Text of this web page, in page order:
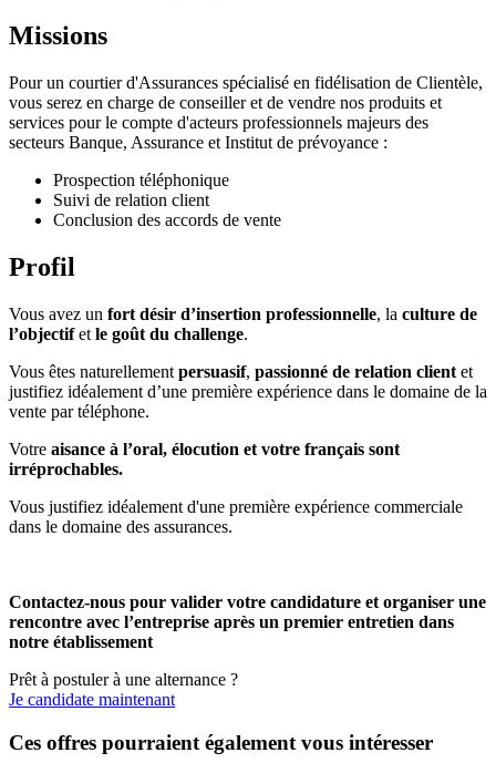
Missions
Pour un courtier d'Assurances spécialisé en fidélisation de Clientèle,
vous serez en charge de conseiller et de vendre nos produits et
services pour le compte d'acteurs professionnels majeurs des
secteurs Banque, Assurance et Institut de prévoyance :
Prospection téléphonique
Suivi de relation client
Conclusion des accords de vente
Profil
Vous avez un fort désir d’insertion professionnelle, la culture de
l’objectifet le goût du challenge.
Vous êtes naturellement persuasif, passionné de relation client et
justifiez idéalement d’une première expérience dans le domaine de la
vente par téléphone.
Votre aisance à l’oral, élocution et votre français sont
irréprochables.
Vous justifiez idéalement d'une première expérience commerciale
dans le domaine des assurances.
Contactez-nous pour valider votre candidature et organiser une
rencontre avec l’entreprise après un premier entretien dans
notre établissement
Prêt à postuler à une alternance ?
Je candidate maintenant
Ces offres pourraient également vous intéresser